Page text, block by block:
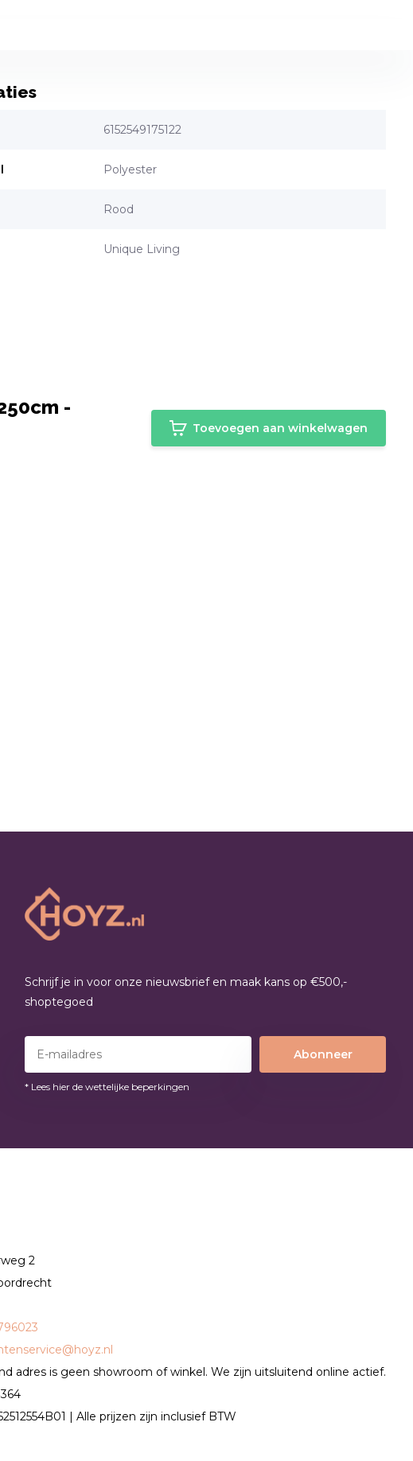
6152549175122
Polyester
Rood
Unique Living
-
Toevoegen aan winkelwagen
Schrijf je in voor onze nieuwsbrief en maak kans op €500,-
shoptegoed
Abonneer
* Lees hier de wettelijke beperkingen
2
adres is geen showroom of winkel. We zijn uitsluitend online actief.
| Alle prijzen zijn inclusief BTW